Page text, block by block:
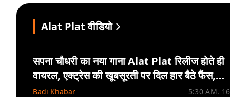
Alat Plat वीडियो
सपना चौधरी का नया गाना Alat Plat रिलीज होते ही
वायरल, एक्ट्रेस की खूबसूरती पर दिल हार बैठे फैंस,
VIDEO
Badi Khabar 5:30 AM.